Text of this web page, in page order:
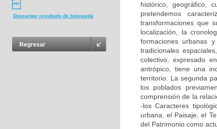
Descargar resultado de búsqueda
Regresar
histórico, geográfico,
pretendemos
transformaciones que
localización, la
formaciones urbanas
tradicionales
colectivo, expresado
antrópico, tiene una
territorio. La segunda
los poblados
comprensión de la
-los Caracteres
urbana, el Paisaje, el
del Patrimonio como